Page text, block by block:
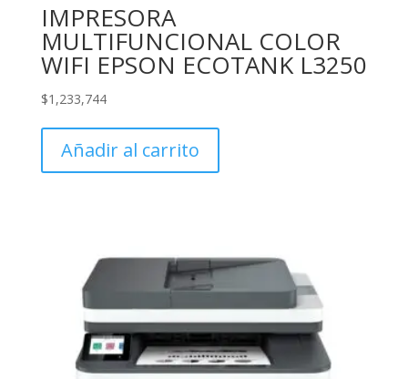
IMPRESORA
MULTIFUNCIONAL COLOR
WIFI EPSON ECOTANK L3250
$1,233,744
Añadir al carrito